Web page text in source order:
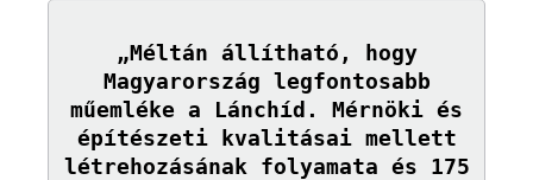
„Méltán állítható, hogy
Magyarország legfontosabb
műemléke a Lánchíd. Mérnöki és
építészeti kvalitásai mellett
létrehozásának folyamata és 175